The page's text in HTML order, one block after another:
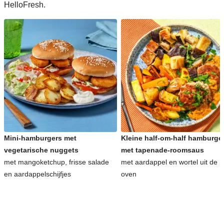
Japanse recepten voor avondeten
Makkelijke recepten voor avondeten
Snelle recepten voor avondeten
Kinderrecepten voor avondeten
HelloFresh.
Mini-hamburgers met
vegetarische nuggets
met mangoketchup, frisse salade
en aardappelschijfjes
Kleine half-om-half
met tapenade-roomsaus
met aardappel en wortel uit de
oven